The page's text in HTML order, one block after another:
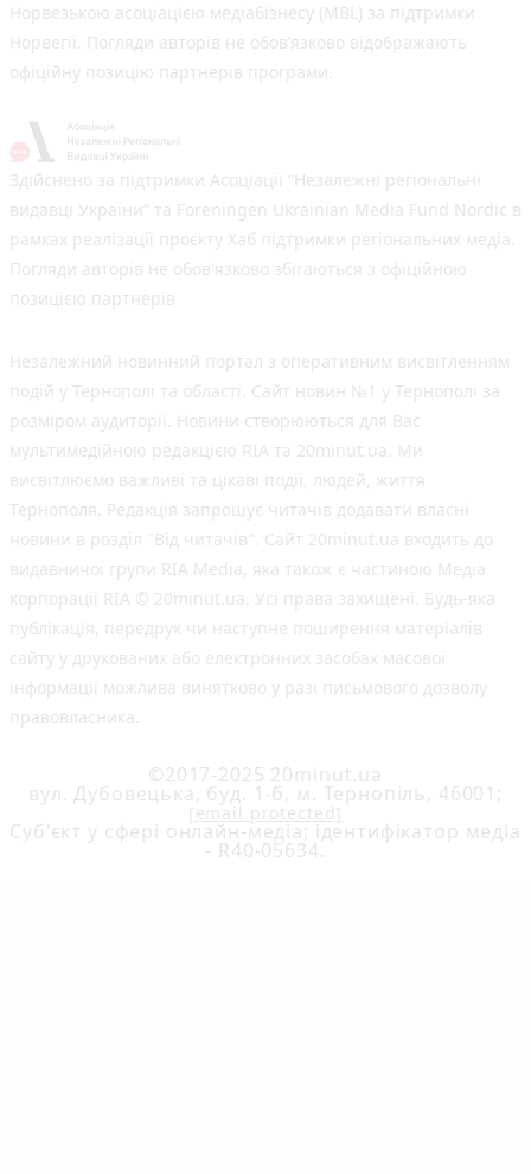
Норвезькою асоціацією медіабізнесу (MBL) за підтримки
Норвегії. Погляди авторів не обов’язково відображають
офіційну позицію партнерів програми.
Здійснено за підтримки Асоціації “Незалежні регіональні
видавці України” та Foreningen Ukrainian Media Fund Nordic в
рамках реалізації проєкту Хаб підтримки регіональних медіа.
Погляди авторів не обов'язково збігаються з офіційною
позицією партнерів
Незалежний новинний портал з оперативним висвітленням
подій у Тернополі та області. Сайт новин №1 у Тернополі за
розміром аудиторії. Новини створюються для Вас
мультимедійною редакцією RIA та 20minut.ua. Ми
висвітлюємо важливі та цікаві події, людей, життя
Тернополя. Редакція запрошує читачів додавати власні
новини в розділ "Від читачів". Сайт 20minut.ua входить до
видавничої групи RIA Media, яка також є частиною Медіа
корпорації RIA © 20minut.ua. Усі права захищені. Будь-яка
публiкацiя, передрук чи наступне поширення матеріалів
сайту у друкованих або електронних засобах масової
інформації можлива винятково у разі письмового дозволу
правовласника.
©2017-2025 20minut.ua
вул. Дубовецька, буд. 1-б, м. Тернопіль, 46001;
[email protected]
Cуб'єкт у сфері онлайн-медіа; ідентифікатор медіа
- R40-05634.